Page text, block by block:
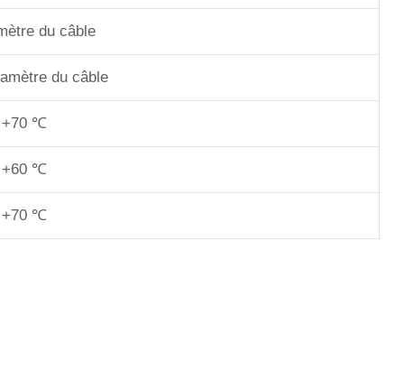
du câble
du câble
℃
℃
℃